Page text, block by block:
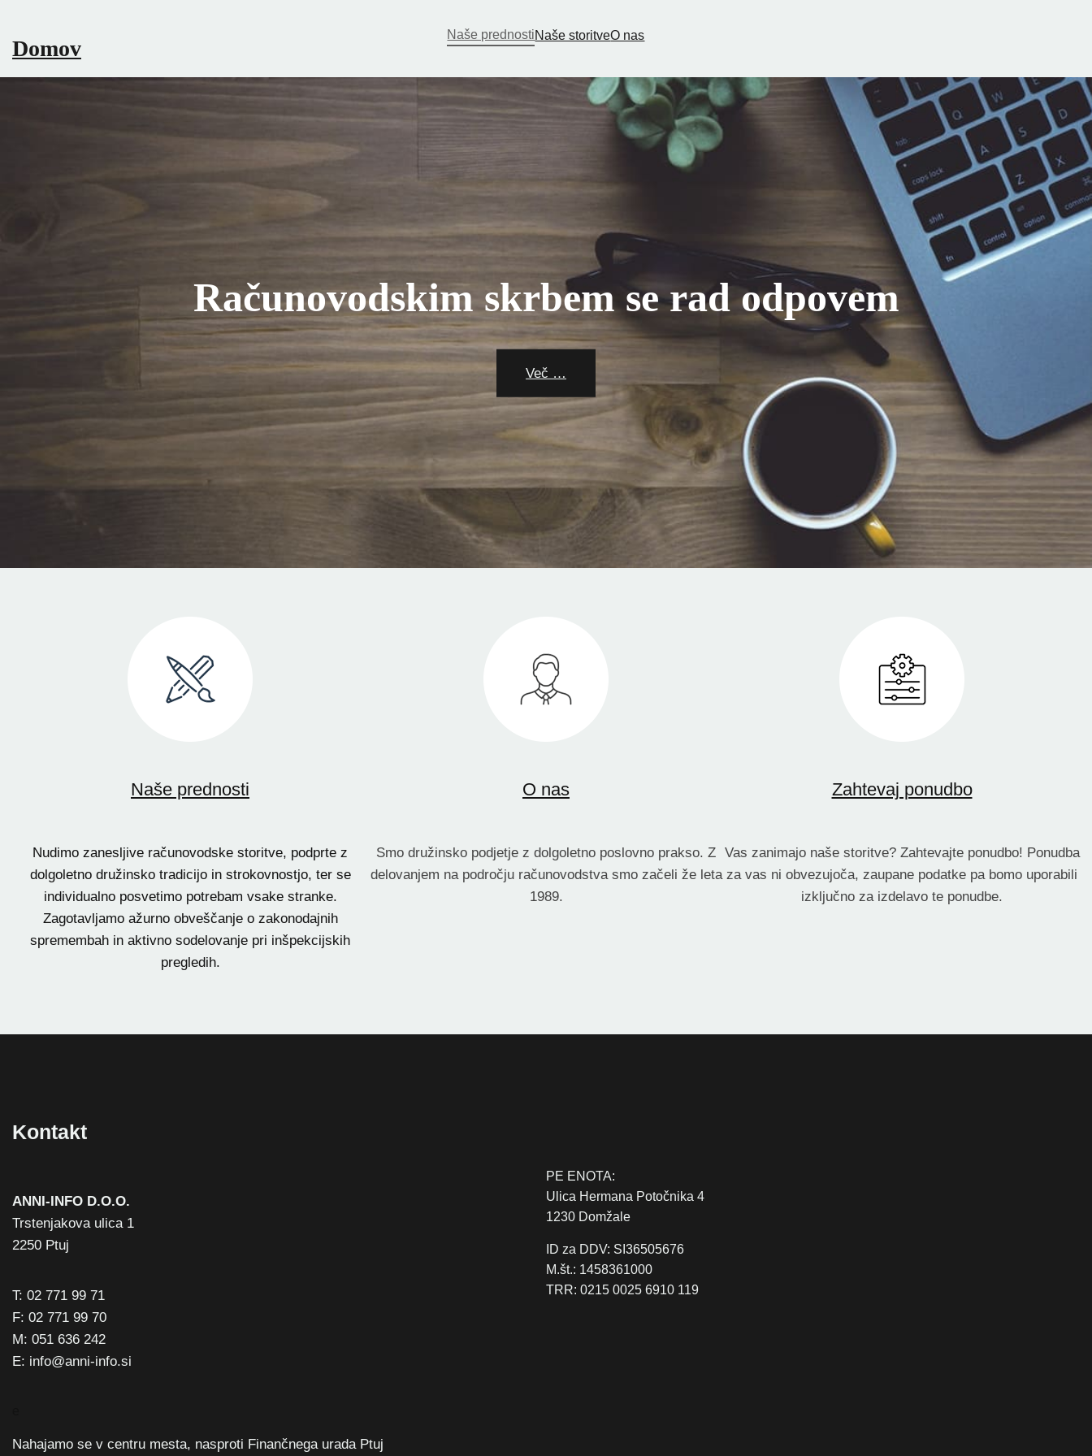
content
Domov
Naše prednostiNaše storitveO nas
Računovodskim skrbem se rad odpovem
Več …
Naše prednosti
Nudimo zanesljive računovodske storitve, podprte z
dolgoletno družinsko tradicijo in strokovnostjo, ter se
individualno posvetimo potrebam vsake stranke.
Zagotavljamo ažurno obveščanje o zakonodajnih
spremembah in aktivno sodelovanje pri inšpekcijskih
pregledih.
O nas
Smo družinsko podjetje z dolgoletno poslovno prakso. Z
delovanjem na področju računovodstva smo začeli že leta
1989.
Zahtevaj ponudbo
Vas zanimajo naše storitve? Zahtevajte ponudbo! Ponudba
za vas ni obvezujoča, zaupane podatke pa bomo uporabili
izključno za izdelavo te ponudbe.
Kontakt
ANNI-INFO D.O.O.
Trstenjakova ulica 1
2250 Ptuj
T: 02 771 99 71
F: 02 771 99 70
M: 051 636 242
E: info@anni-info.si
Nahajamo se v centru mesta, nasproti Finančnega urada Ptuj
PE ENOTA:
Ulica Hermana Potočnika 4
1230 Domžale
ID za DDV: SI36505676
M.št.: 1458361000
TRR: 0215 0025 6910 119